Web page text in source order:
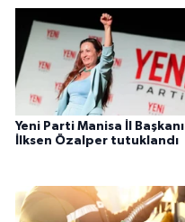
Yeni Parti Manisa İl Başkanı
İlksen Özalper tutuklandı